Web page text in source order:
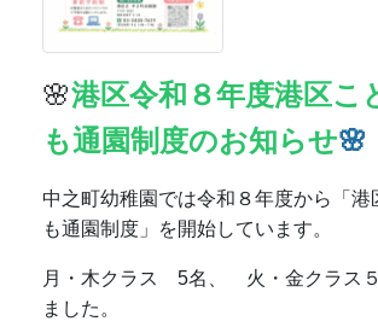
（令和５年４月５日から令和６年４月
まれた、２歳児クラス年齢のお子さん
９時～１１時半、こども誰でも通園制
園教諭・保育士と一緒に、安全な幼稚
後期の利用は、後期募集をお待ちくだ
こども誰でも通園制度のお知らせ.pdf